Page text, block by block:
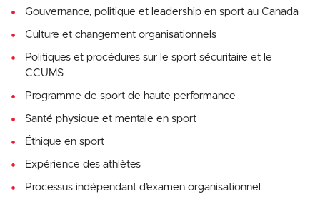
Gouvernance, politique et leadership en sport au Canada
Culture et changement organisationnels
Politiques et procédures sur le sport sécuritaire et le
CCUMS
Programme de sport de haute performance
Santé physique et mentale en sport
Éthique en sport
Expérience des athlètes
Processus indépendant d’examen organisationnel